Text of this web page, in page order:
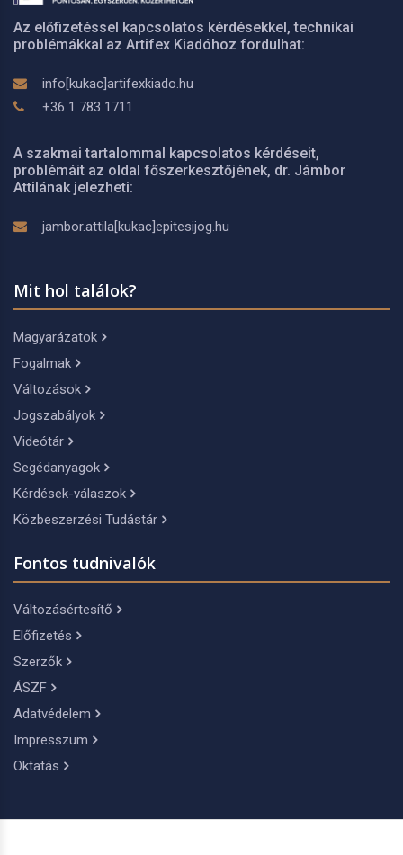
Az előfizetéssel kapcsolatos kérdésekkel, technikai
problémákkal az Artifex Kiadóhoz fordulhat:
info[kukac]artifexkiado.hu
+36 1 783 1711
A szakmai tartalommal kapcsolatos kérdéseit,
problémáit az oldal főszerkesztőjének, dr. Jámbor
Attilának jelezheti:
jambor.attila[kukac]epitesijog.hu
Mit hol találok?
Magyarázatok
Fogalmak
Változások
Jogszabályok
Videótár
Segédanyagok
Kérdések-válaszok
Közbeszerzési Tudástár
Fontos tudnivalók
Változásértesítő
Előfizetés
Szerzők
ÁSZF
Adatvédelem
Impresszum
Oktatás